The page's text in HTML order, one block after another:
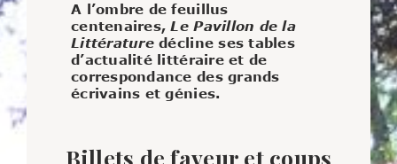
A l’ombre de feuillus
centenaires,Le Pavillon de la
Littératuredécline ses tables
d’actualité littéraire et de
correspondance des grands
écrivains et génies.
Billets de faveur et coups